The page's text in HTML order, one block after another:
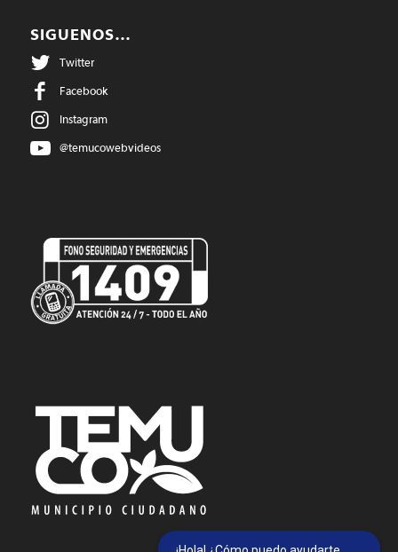
SIGUENOS…
Twitter
Facebook
Instagram
@temucowebvideos